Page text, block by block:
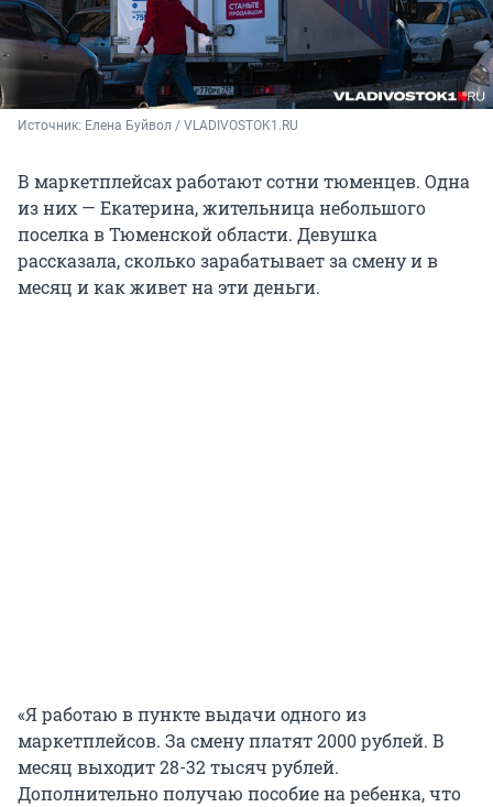
Источник: Елена Буйвол / VLADIVOSTOK1.RU
В маркетплейсах работают сотни тюменцев. Одна
из них — Екатерина, жительница небольшого
поселка в Тюменской области. Девушка
рассказала, сколько зарабатывает за смену и в
месяц и как живет на эти деньги.
«Я работаю в пункте выдачи одного из
маркетплейсов. За смену платят 2000 рублей. В
месяц выходит 28-32 тысяч рублей.
Дополнительно получаю пособие на ребенка, что